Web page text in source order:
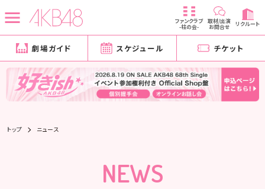
ファンクラブ
-柱の会-
取材/出演
お問合せ リクルート
劇場ガイド スケジュール チケット
トップ ニュース
NEWS